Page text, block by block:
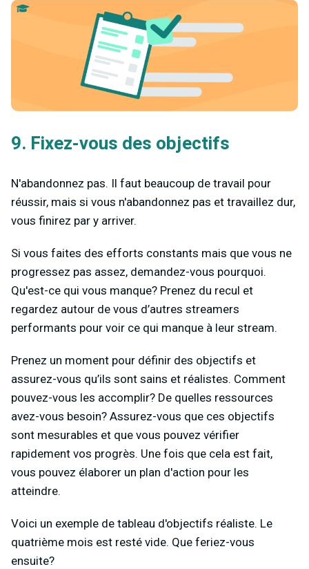
9. Fixez-vous des objectifs
N'abandonnez pas. Il faut beaucoup de travail pour
réussir, mais si vous n'abandonnez pas et travaillez dur,
vous finirez par y arriver.
Si vous faites des efforts constants mais que vous ne
progressez pas assez, demandez-vous pourquoi.
Qu'est-ce qui vous manque? Prenez du recul et
regardez autour de vous d’autres streamers
performants pour voir ce qui manque à leur stream.
Prenez un moment pour définir des objectifs et
assurez-vous qu’ils sont sains et réalistes. Comment
pouvez-vous les accomplir? De quelles ressources
avez-vous besoin? Assurez-vous que ces objectifs
sont mesurables et que vous pouvez vérifier
rapidement vos progrès. Une fois que cela est fait,
vous pouvez élaborer un plan d'action pour les
atteindre.
Voici un exemple de tableau d'objectifs réaliste. Le
quatrième mois est resté vide. Que feriez-vous
ensuite?